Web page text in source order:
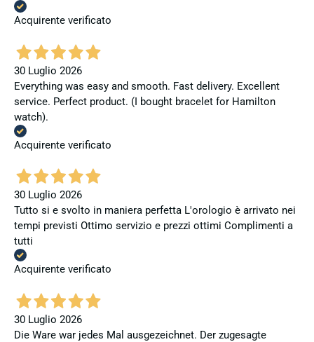
Acquirente verificato
30 Luglio 2026
Everything was easy and smooth. Fast delivery. Excellent
service. Perfect product. (I bought bracelet for Hamilton
watch).
Acquirente verificato
30 Luglio 2026
Tutto si e svolto in maniera perfetta L'orologio è arrivato nei
tempi previsti Ottimo servizio e prezzi ottimi Complimenti a
tutti
Acquirente verificato
30 Luglio 2026
Die Ware war jedes Mal ausgezeichnet. Der zugesagte